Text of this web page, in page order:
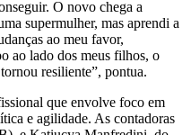
O novo chega a
supermulher, mas aprendi a
ao meu favor,
ao lado dos meus filhos, o
resiliente”, pontua.
que envolve foco em
e agilidade. As contadoras